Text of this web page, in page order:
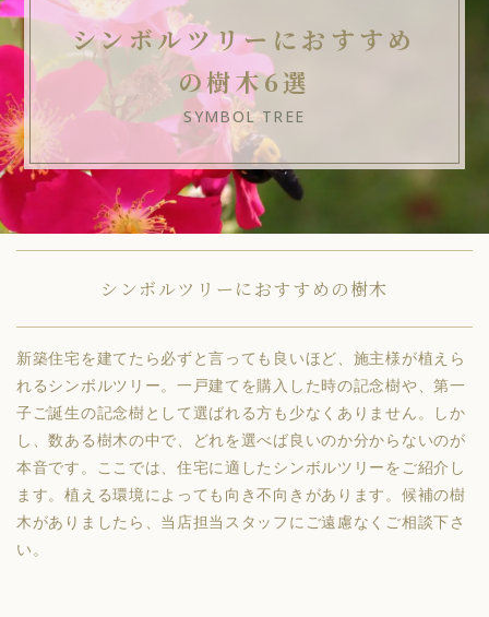
シンボルツリーにおすすめ
の樹木6選
SYMBOL TREE
シンボルツリーにおすすめの樹木
新築住宅を建てたら必ずと言っても良いほど、施主様が植えら
れるシンボルツリー。一戸建てを購入した時の記念樹や、第一
子ご誕生の記念樹として選ばれる方も少なくありません。しか
し、数ある樹木の中で、どれを選べば良いのか分からないのが
本音です。ここでは、住宅に適したシンボルツリーをご紹介し
ます。植える環境によっても向き不向きがあります。候補の樹
木がありましたら、当店担当スタッフにご遠慮なくご相談下さ
い。